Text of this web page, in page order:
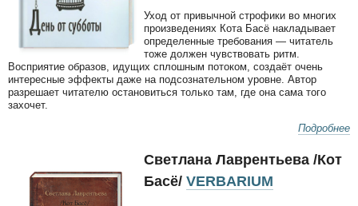
Уход от привычной строфики во многих
произведениях Кота Басё накладывает
определенные требования — читатель
тоже должен чувствовать ритм.
Восприятие образов, идущих сплошным потоком, создаёт очень
интересные эффекты даже на подсознательном уровне. Автор
разрешает читателю остановиться только там, где она сама того
захочет.
Подробнее
Светлана Лаврентьева /Кот
Басё/ VERBARIUM